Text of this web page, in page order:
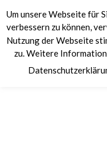
Um unsere Webseite für
verbessern zu können,
Nutzung der Webseite
zu. Weitere